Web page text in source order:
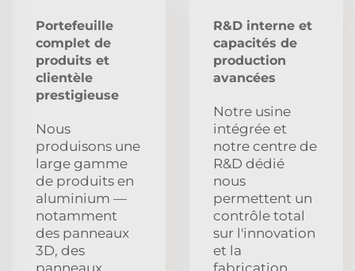
Portefeuille
complet de
produits et
clientèle
prestigieuse
Nous
produisons une
large gamme
de produits en
aluminium —
notamment
des panneaux
3D, des
panneaux
R&D interne et
capacités de
production
avancées
Notre usine
intégrée et
notre centre de
R&D dédié
nous
permettent un
contrôle total
sur l'innovation
et la
fabrication,